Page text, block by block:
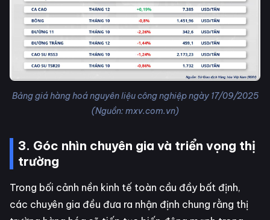
Bảng giá hàng hoá nguyên liệu công nghiệp ngày 17/09/2025
(Nguồn: mxv.com.vn)
3. Góc nhìn chuyên gia và triển vọng thị
trường
Trong bối cảnh nền kinh tế toàn cầu đầy bất định,
các chuyên gia đều đưa ra nhận định chung rằng thị